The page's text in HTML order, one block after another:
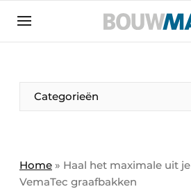
Aanmelden
Bedrijven
Bedrijven
Contact
Categorieën
Home » Haal het maximale uit
VemaTec graafbakken